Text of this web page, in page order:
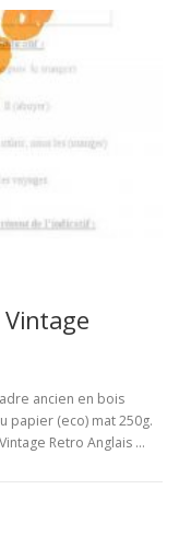
ancien en bois
papier (eco) mat 250g.
Retro Anglais …